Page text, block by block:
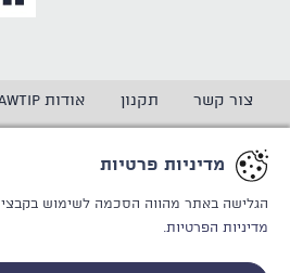
צור קשר תקנון אודות LAWTIP
מדיניות פרטיות
הגלישה באתר מהווה הסכמה לשימוש בקבצי Cookie
מדיניות הפרטיות.